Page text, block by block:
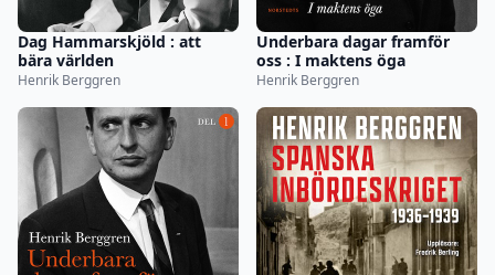
Dag Hammarskjöld : att
bära världen
Henrik Berggren
Underbara dagar framför
oss : I maktens öga
Henrik Berggren